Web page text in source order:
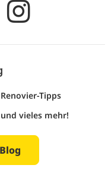
Renovier-Tipps
und vieles mehr!